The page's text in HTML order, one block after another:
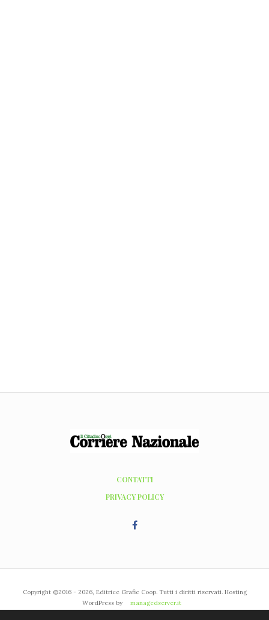
CONTATTI
PRIVACY POLICY
Copyright ©2016 - 2026, Editrice Grafic Coop. Tutti i diritti riservati. Hosting
WordPress by
managedserver.it